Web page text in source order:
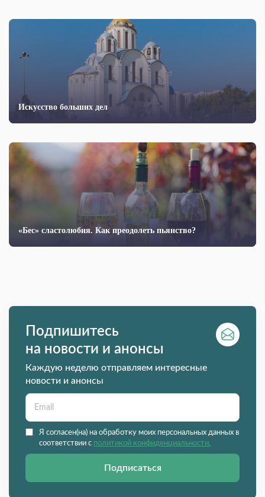
Искусство больших дел
«Бес» сластолюбия. Как преодолеть пьянство?
Подпишитесь
на новости и анонсы
Каждую неделю отправляем интересные
новости и анонсы
Я согласен(на) на обработку моих персональных данных в
соответствии с политикой конфиденциальности.
Подписаться